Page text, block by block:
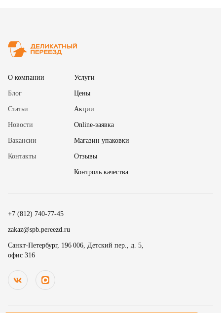
О компании
Блог
Статьи
Новости
Вакансии
Контакты
Услуги
Цены
Акции
Online-заявка
Магазин упаковки
Отзывы
Контроль качества
+7 (812) 740-77-45
zakaz@spb.pereezd.ru
Санкт-Петербург, 196 006, Детский пер., д. 5,
офис 316
Номер телефона
ремя для звонка
18
19
20
9
11
15
00
Нажимая на кнопку «Оплатить», вы принимаете условия
даете согласие